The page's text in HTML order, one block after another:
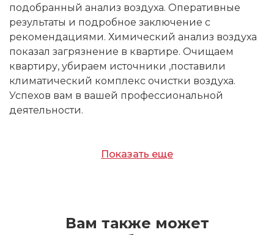
подобранный анализ воздуха. Оперативные
результаты и подробное заключение с
рекомендациями. Химический анализ воздуха
показал загрязнение в квартире. Очищаем
квартиру, убираем источники ,поставили
климатический комплекс очистки воздуха.
Успехов вам в вашей профессиональной
деятельности.
Показать еще
Вам также может